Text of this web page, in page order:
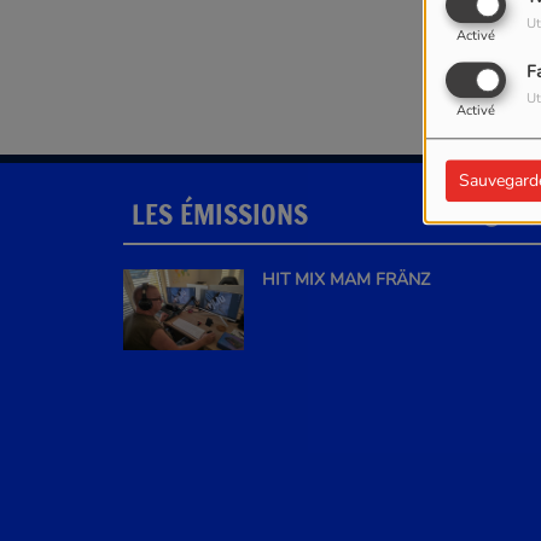
Activé
Activé
LES ÉMISSIONS
HIT MIX MAM FRÄNZ